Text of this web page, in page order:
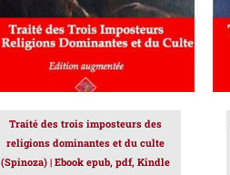
Traité des trois imposteurs des
religions dominantes et du culte
(Spinoza) | Ebook epub, pdf, Kindle